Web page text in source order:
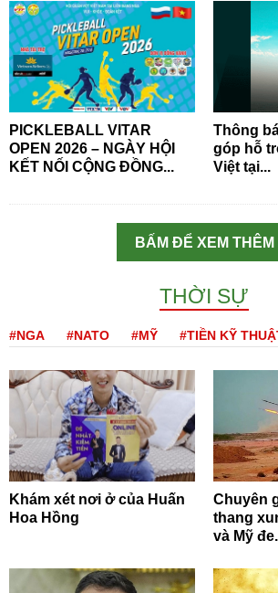
PICKLEBALL VITAR
OPEN 2026 – NGÀY HỘI
KẾT NỐI CỘNG ĐỒNG...
Thông
góp hỗ
Việt tại...
BẤM ĐỂ XEM THÊM
THỜI SỰ
#NGA #NATO #MỸ #TIỀN KỸ
Khám xét nơi ở của Huấn
Hoa Hồng
Chuyên
thang
và Mỹ